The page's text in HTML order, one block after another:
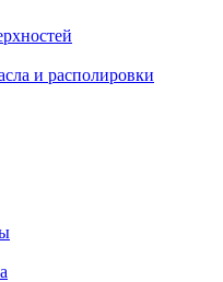
и располировки